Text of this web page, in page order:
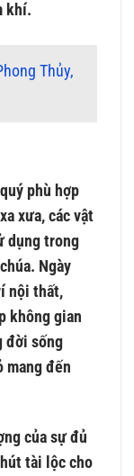
khí.
Thủy,
phù hợp
xưa, các vật
dụng trong
Ngày
nội thất,
không gian
đời sống
mang đến
của sự đủ
tài lộc cho